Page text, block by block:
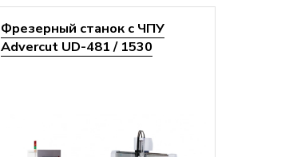
Фрезерный станок с ЧПУ
Advercut UD-481 / 1530